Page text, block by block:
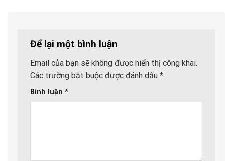
Để lại một bình luận
Email của bạn sẽ không được hiển thị công khai.
Các trường bắt buộc được đánh dấu *
Bình luận *